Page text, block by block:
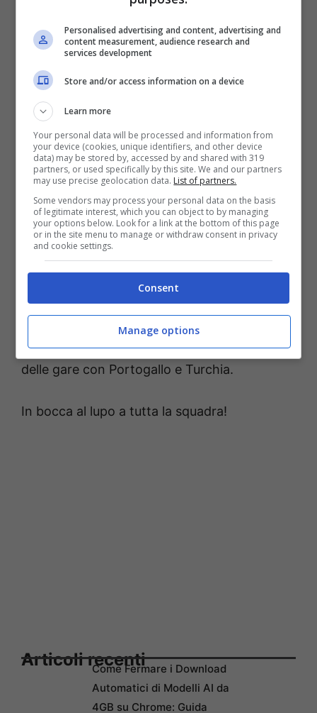
nella spedizione portoghese sono:
Cesca
(Anthropos);Alessandro Greco
Anthropos);Francesco Leocata
Biancazzurra);Davide Paulis(Atletico AIPD);
Lorenzo Puliga
Rebichini
Basket Forever ci saranno Fabio Tomao e
Chiara Vingione.
Ricordiamo che quest’ultima, a seguito della
vittoria dell’Europeo, è stata insignita della
Laurea Honoris Causa in Economia e
Tecnica della Comunicazione da parte
dell’Università ISFOA, per aver “cantato”
l’Inno di Mameli tramite la LIS
segni italiana), incantando il pubblico prima
delle gare con Portogallo e Turchia.
In bocca al lupo a tutta la squadra!
Articoli recentiCome Fermare i Download
Automatici di Modelli AI da
4GB su Chrome: Guida
Personalised advertising and content, advertising and
content measurement, audience research and
services development
Store and/or access information on a device
Learn more
Your personal data will be processed and information from
your device (cookies, unique identifiers, and other device
data) may be stored by, accessed by and shared with 319
partners, or used specifically by this site. We and our partners
may use precise geolocation data. List of partners.
Some vendors may process your personal data on the basis
of legitimate interest, which you can object to by managing
your options below. Look for a link at the bottom of this page
or in the site menu to manage or withdraw consent in privacy
and cookie settings.
Consent
Manage options